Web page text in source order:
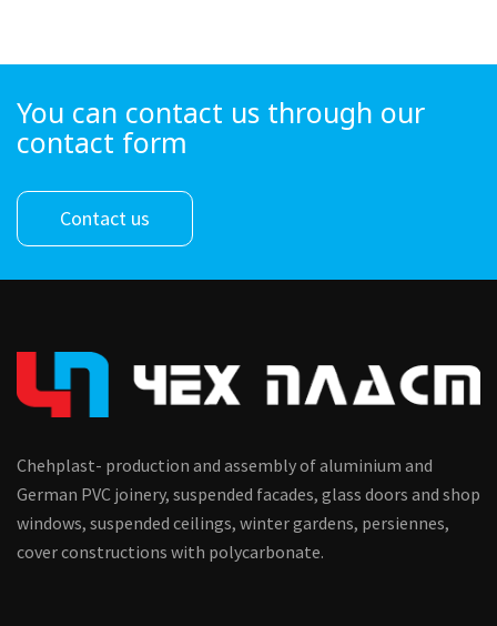
You can contact us through our
contact form
Contact us
Chehplast- production and assembly of aluminium and
German PVC joinery, suspended facades, glass doors and shop
windows, suspended ceilings, winter gardens, persiennes,
cover constructions with polycarbonate.